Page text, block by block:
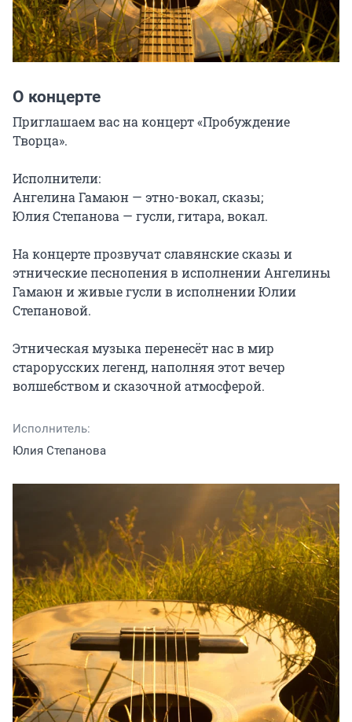
О концерте
Приглашаем вас на концерт «Пробуждение
Творца».
Исполнители:
Ангелина Гамаюн — этно-вокал, сказы;
Юлия Степанова — гусли, гитара, вокал.
На концерте прозвучат славянские сказы и
этнические песнопения в исполнении Ангелины
Гамаюн и живые гусли в исполнении Юлии
Степановой.
Этническая музыка перенесёт нас в мир
старорусских легенд, наполняя этот вечер
волшебством и сказочной атмосферой.
Исполнитель:
Юлия Степанова